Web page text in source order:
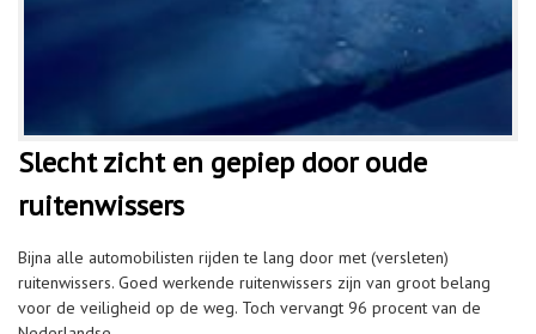
Slecht zicht en gepiep door oude
ruitenwissers
Bijna alle automobilisten rijden te lang door met (versleten)
ruitenwissers. Goed werkende ruitenwissers zijn van groot belang
voor de veiligheid op de weg. Toch vervangt 96 procent van de